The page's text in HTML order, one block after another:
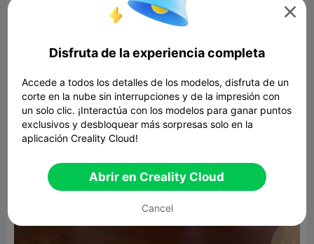

Disfruta de la experiencia completa
Accede a todos los detalles de los modelos, disfruta de un
corte en la nube sin interrupciones y de la impresión con
un solo clic. ¡Interactúa con los modelos para ganar puntos
exclusivos y desbloquear más sorpresas solo en la
aplicación Creality Cloud!
Abrir en Creality Cloud
Cancel